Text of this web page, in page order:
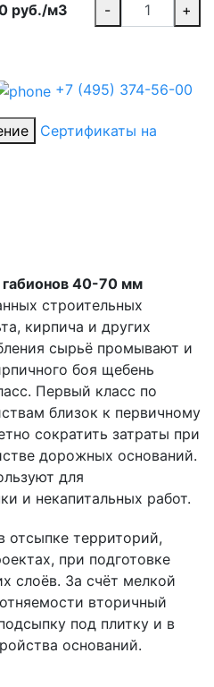
руб./м3
- +
+7 (495) 374-56-00
Сертификаты на
40-70 мм
строительных
кирпича и других
сырьё промывают и
боя щебень
Первый класс по
близок к первичному
сократить затраты при
дорожных оснований.
для
и некапитальных работ.
отсыпке территорий,
при подготовке
слоёв. За счёт мелкой
вторичный
под плитку и в
оснований.